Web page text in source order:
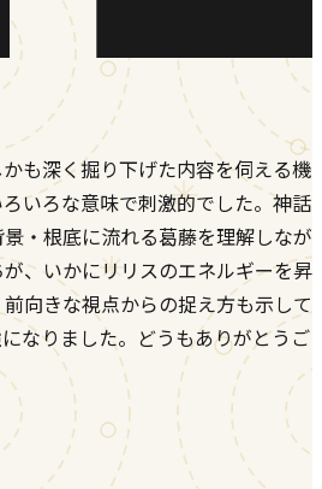
かも深く掘り下げた内容を伺える機
いろな意味で刺激的でした。神話
・根底に流れる葛藤を理解しなが
、いかにリリスのエネルギーを昇
向きな視点からの捉え方も示して
なりました。どうもありがとうご